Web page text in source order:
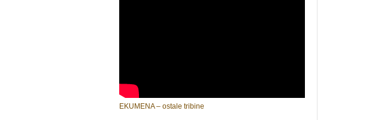
EKUMENA – ostale tribine